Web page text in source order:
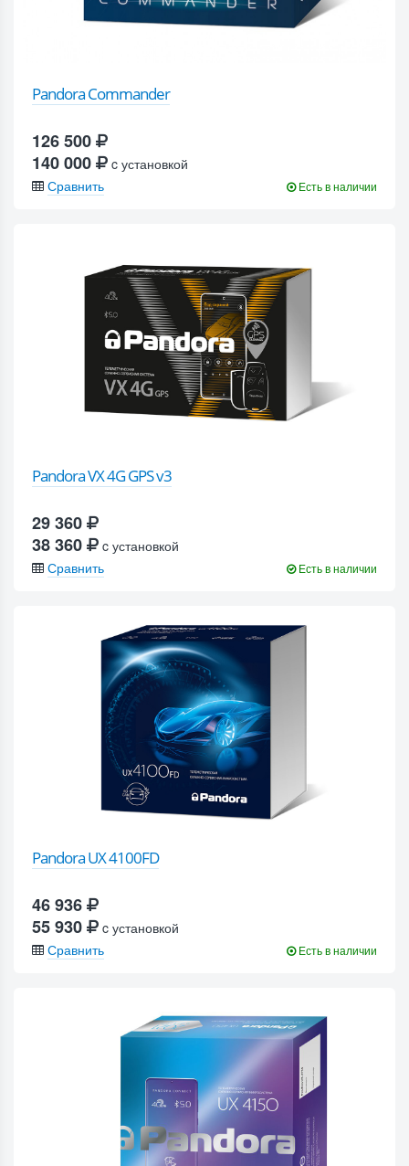
Pandora Commander
126 500
140 000
c установкой
Сравнить
Есть в наличии
Pandora VX 4G GPS v3
29 360
38 360
c установкой
Сравнить
Есть в наличии
Pandora UX 4100FD
46 936
55 930
c установкой
Сравнить
Есть в наличии